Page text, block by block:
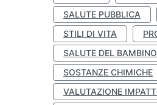
SALUTE PUBBLICA
STILI DI VITA
SALUTE DEL BAMBINO
SOSTANZE CHIMICHE
VALUTAZIONE